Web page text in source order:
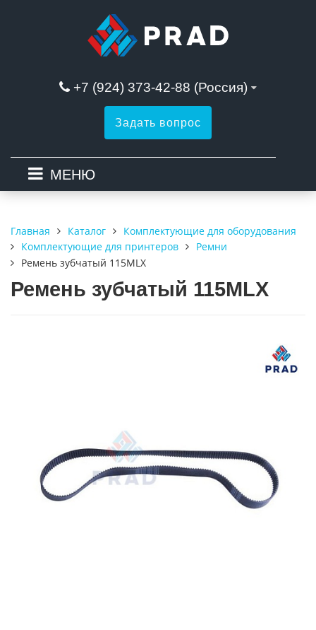
+7 (924) 373-42-88 (Россия)
Задать вопрос
МЕНЮ
Главная Каталог
Комплектующие для оборудования
Комплектующие для принтеров
Ремни
Ремень зубчатый 115MLX
Ремень зубчатый 115MLX